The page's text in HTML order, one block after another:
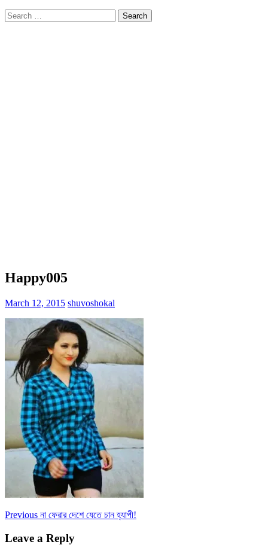
Search
for:
Happy005
March 12, 2015 shuvoshokal
Post
navigation
Previous Previous
না ফেরার দেশে যেতে চান হ্যাপী!
Leave a Reply